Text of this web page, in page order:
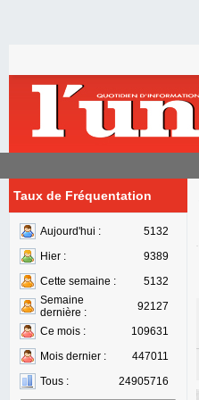
Taux de Fréquentation
Aujourd'hui :
5132
Hier :
9389
Cette semaine :
5132
Semaine
dernière :
92127
Ce mois :
109631
Mois dernier :
447011
Tous :
24905716